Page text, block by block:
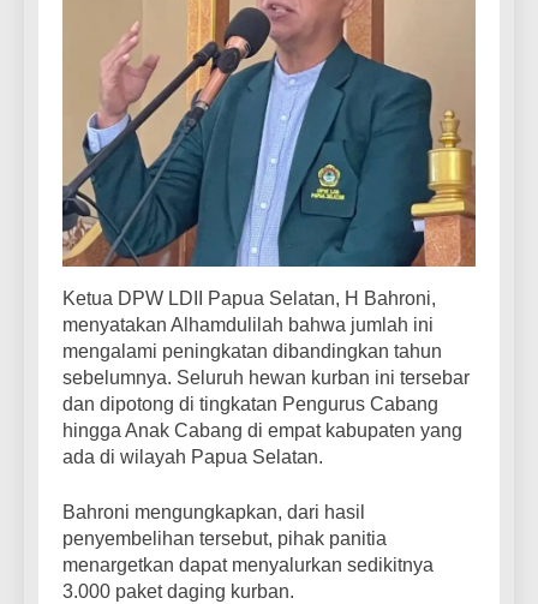
Ketua DPW LDII Papua Selatan, H Bahroni,
menyatakan Alhamdulilah bahwa jumlah ini
mengalami peningkatan dibandingkan tahun
sebelumnya. Seluruh hewan kurban ini tersebar
dan dipotong di tingkatan Pengurus Cabang
hingga Anak Cabang di empat kabupaten yang
ada di wilayah Papua Selatan.
Bahroni mengungkapkan, dari hasil
penyembelihan tersebut, pihak panitia
menargetkan dapat menyalurkan sedikitnya
3.000 paket daging kurban.